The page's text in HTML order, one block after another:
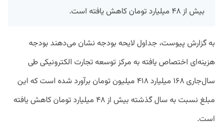
بیش از ۴۸ میلیارد تومان کاهش یافته است.
به گزارش پیوست، جداول لایحه بودجه نشان می‌دهند بودجه
هزینه‌ای اختصاص یافته به مرکز توسعه تجارت الکترونیکی طی
سال‌جاری ۱۶۸ میلیارد ۴۱۸ میلیون تومان برآورد شده است که این
مبلغ نسبت به سال گذشته بیش از ۴۸ میلیارد تومان کاهش یافته
است.